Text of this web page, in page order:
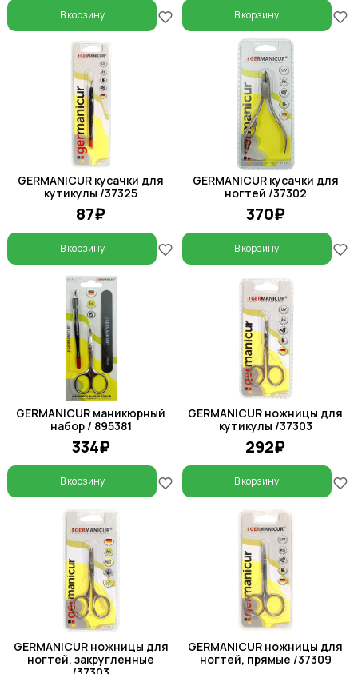
В корзину В корзину
GERMANICUR кусачки для
кутикулы /37325
87₽
В корзину
GERMANICUR кусачки для
ногтей /37302
370₽
В корзину
GERMANICUR маникюрный
набор / 895381
334₽
В корзину
GERMANICUR ножницы для
кутикулы /37303
292₽
В корзину
GERMANICUR ножницы для
ногтей, закругленные
GERMANICUR ножницы для
ногтей, прямые /37309